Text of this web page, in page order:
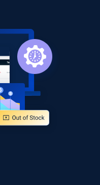
count, and
今すぐ始める
- Collects
URL